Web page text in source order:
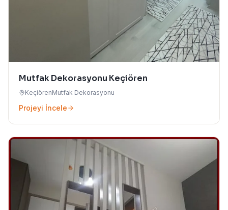
Mutfak Dekorasyonu Keçiören
KeçiörenMutfak Dekorasyonu
Projeyi İncele